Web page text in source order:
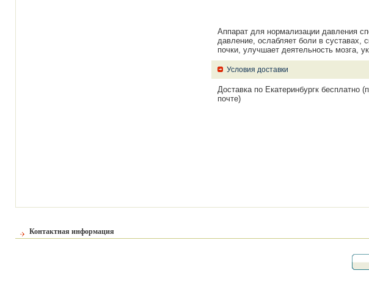
Аппарат для нормализации давления
давление, ослабляет боли в суставах,
почки, улучшает деятельность мозга,
Условия доставки
Доставка по Екатеринбургк бесплатно
почте)
Контактная информация